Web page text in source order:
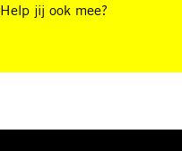
Help jij ook mee?